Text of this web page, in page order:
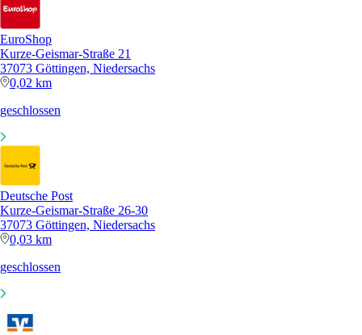
EuroShop
Kurze-Geismar-Straße 21
37073 Göttingen, Niedersachs
0,02 km
geschlossen
Deutsche Post
Kurze-Geismar-Straße 26-30
37073 Göttingen, Niedersachs
0,03 km
geschlossen